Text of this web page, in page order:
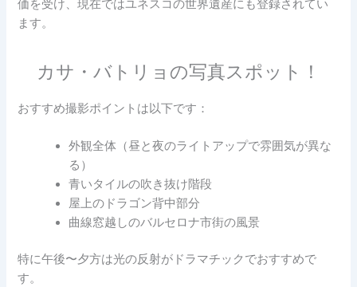
価を受け、現在ではユネスコの世界遺産にも登録されてい
ます。
カサ・バトリョの写真スポット！
おすすめ撮影ポイントは以下です：
外観全体（昼と夜のライトアップで雰囲気が異な
る）
青いタイルの吹き抜け階段
屋上のドラゴン背中部分
曲線窓越しのバルセロナ市街の風景
特に午後〜夕方は光の反射がドラマチックでおすすめで
す。